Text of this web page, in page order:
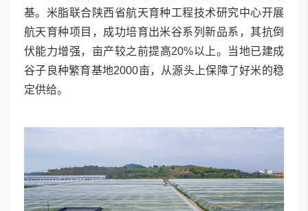
基。米脂联合陕西省航天育种工程技术研究中心开展
航天育种项目，成功培育出米谷系列新品系，其抗倒
伏能力增强，亩产较之前提高20%以上。当地已建成
谷子良种繁育基地2000亩，从源头上保障了好米的稳
定供给。